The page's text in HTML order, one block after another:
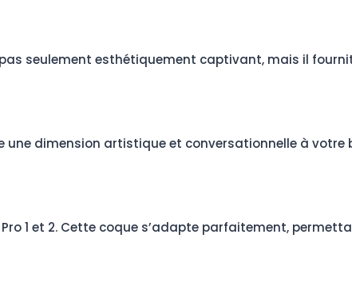
pas seulement esthétiquement captivant, mais il
dimension artistique et conversationnelle à
Pro 1 et 2. Cette coque s’adapte parfaitement,